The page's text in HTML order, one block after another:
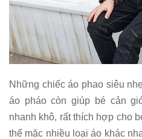
Những chiếc áo phao siêu
áo pháo còn giúp bé cản
nhanh khô, rất thích hợp cho
thể mặc nhiều loại áo khác